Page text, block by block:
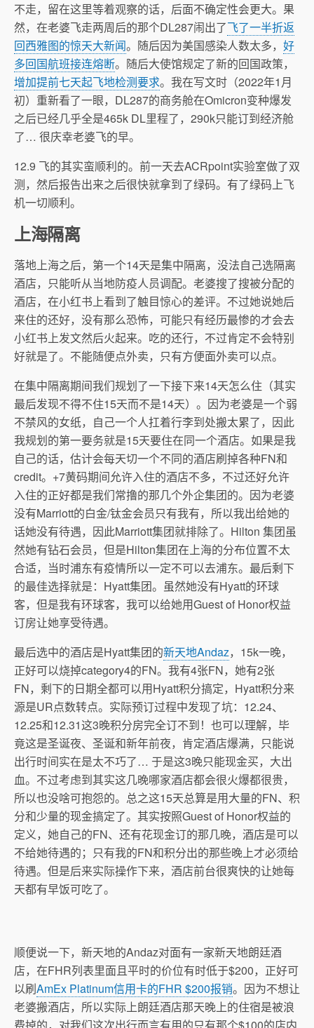
不走，留在这里等着观察的话，后面不确定性会更大。果
然，在老婆飞走两周后的那个DL287闹出了飞了一半折返
回西雅图的惊天大新闻。随后因为美国感染人数太多， 好
多回国航班接连熔断。随后大使馆规定了新的回国政策，
增加提前七天起飞地检测要求。我在写文时（2022年1月
初）重新看了一眼，DL287的商务舱在Omicron变种爆发
之后已经几乎全是465k DL里程了，290k只能订到经济舱
了… 很庆幸老婆飞的早。
12.9 飞的其实蛮顺利的。前一天去ACRpoint实验室做了双
测，然后报告出来之后很快就拿到了绿码。有了绿码上飞
机一切顺利。
上海隔离
落地上海之后，第一个14天是集中隔离，没法自己选隔离
酒店，只能听从当地防疫人员调配。老婆搜了搜被分配的
酒店，在小红书上看到了触目惊心的差评。不过她说她后
来住的还好，没有那么恐怖，可能只有经历最惨的才会去
小红书上发文然后火起来。吃的还行，不过肯定不会特别
好就是了。不能随便点外卖，只有方便面外卖可以点。
在集中隔离期间我们规划了一下接下来14天怎么住（其实
最后发现不得不住15天而不是14天）。因为老婆是一个弱
不禁风的女纸，自己一个人扛着行李到处搬太累了，因此
我规划的第一要务就是15天要住在同一个酒店。如果是我
自己的话，估计会每天切一个不同的酒店刷掉各种FN和
credit。+7黄码期间允许入住的酒店不多，不过还好允许
入住的正好都是我们常撸的那几个外企集团的。因为老婆
没有Marriott的白金/钛金会员只有我有，所以我出给她的
话她没有待遇，因此Marriott集团就排除了。Hilton 集团虽
然她有钻石会员，但是Hilton集团在上海的分布位置不太
合适，当时浦东有疫情所以一定不可以去浦东。最后剩下
的最佳选择就是：Hyatt集团。虽然她没有Hyatt的环球
客，但是我有环球客，我可以给她用Guest of Honor权益
订房让她享受待遇。
最后选中的酒店是Hyatt集团的新天地Andaz，15k一晚，
正好可以烧掉category4的FN。我有4张FN，她有2张
FN，剩下的日期全都可以用Hyatt积分搞定，Hyatt积分来
源是UR点数转点。实际预订过程中发现了坑：12.24、
12.25和12.31这3晚积分房完全订不到！也可以理解，毕
竟这是圣诞夜、圣诞和新年前夜，肯定酒店爆满，只能说
出行时间实在是太不巧了… 于是这3晚只能现金买，大出
血。不过考虑到其实这几晚哪家酒店都会很火爆都很贵，
所以也没啥可抱怨的。总之这15天总算是用大量的FN、积
分和少量的现金搞定了。其实按照Guest of Honor权益的
定义，她自己的FN、还有花现金订的那几晚，酒店是可以
不给她待遇的；只有我的FN和积分出的那些晚上才必须给
待遇。但是后来实际操作下来，酒店前台很爽快的让她每
天都有早饭可吃了。
顺便说一下，新天地的Andaz对面有一家新天地朗廷酒
店，在FHR列表里面且平时的价位有时低于$200，正好可
以刷AmEx Platinum信用卡的FHR $200报销。因为不想让
老婆搬酒店，所以实际上朗廷酒店那天晚上的住宿是被浪